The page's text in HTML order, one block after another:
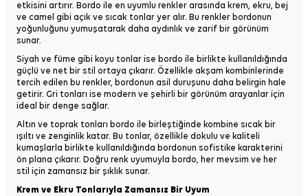
etkisini artırır. Bordo ile en uyumlu renkler arasında krem, ekru, bej
ve camel gibi açık ve sıcak tonlar yer alır. Bu renkler bordonun
yoğunluğunu yumuşatarak daha aydınlık ve zarif bir görünüm
sunar.
Siyah ve füme gibi koyu tonlar ise bordo ile birlikte kullanıldığında
güçlü ve net bir stil ortaya çıkarır. Özellikle akşam kombinlerinde
tercih edilen bu renkler, bordonun asil duruşunu daha belirgin hale
getirir. Gri tonları ise modern ve şehirli bir görünüm arayanlar için
ideal bir denge sağlar.
Altın ve toprak tonları bordo ile birleştiğinde kombine sıcak bir
ışıltı ve zenginlik katar. Bu tonlar, özellikle dokulu ve kaliteli
kumaşlarla birlikte kullanıldığında bordonun sofistike karakterini
ön plana çıkarır. Doğru renk uyumuyla bordo, her mevsim ve her
stil için zamansız bir şıklık sunar.
Krem ve Ekru Tonlarıyla Zamansız Bir Uyum